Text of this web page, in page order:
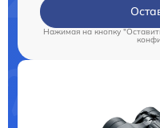
Нажимая на кнопку